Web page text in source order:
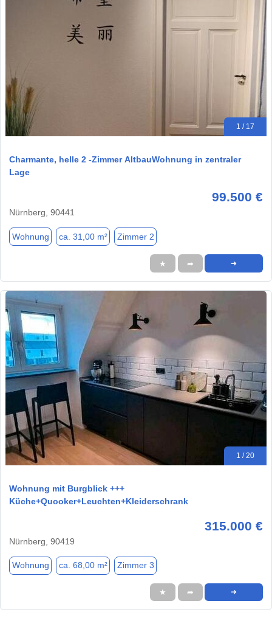
1 / 17
Charmante, helle 2 -Zimmer AltbauWohnung in zentraler
Lage
99.500 €
Nürnberg, 90441
Wohnung ca. 31,00 m² Zimmer 2
★ ➦ ➜
1 / 20
Wohnung mit Burgblick +++
Küche+Quooker+Leuchten+Kleiderschrank
315.000 €
Nürnberg, 90419
Wohnung ca. 68,00 m² Zimmer 3
★ ➦ ➜